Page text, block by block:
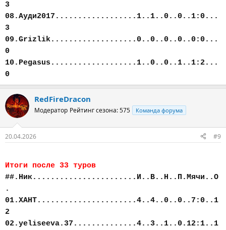
3
08.Ауди2017..................1..1..0..0..1:0...
3
09.Grizlik...................0..0..0..0..0:0...
0
10.Pegasus...................1..0..0..1..1:2...
0
RedFireDracon
Модератор Рейтинг сезона: 575 Команда форума
20.04.2026 #9
Итоги после 33 туров
##.Ник.......................И..В..Н..П.Мячи..О
.
01.ХАНТ......................4..4..0..0..7:0..1
2
02.yeliseeva.37..............4..3..1..0.12:1..1